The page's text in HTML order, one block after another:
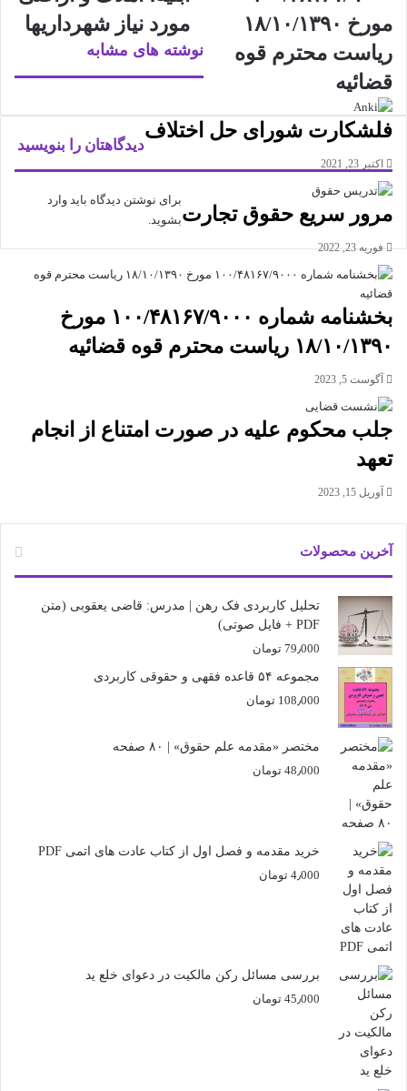
مورخ ۱۸/۱۰/۱۳۹۰
ریاست محترم قوه
قضائیه
مورد نیاز شهرداریها
نوشته های مشابه
فلشکارت شورای حل اختلاف
اکتبر 23, 2021
مرور سریع حقوق تجارت
فوریه 23, 2022
بخشنامه شماره ۱۰۰/۴۸۱۶۷/۹۰۰۰ مورخ
۱۸/۱۰/۱۳۹۰ ریاست محترم قوه قضائیه
آگوست 5, 2023
جلب محکوم علیه در صورت امتناع از انجام
تعهد
آوریل 15, 2023
دیدگاهتان را بنویسید
برای نوشتن دیدگاه باید وارد
بشوید
آخرین محصولات
تحلیل کاربردی فک رهن | مدرس: قاضی یعقوبی (متن
PDF + فایل صوتی)
79٫000 تومان
مجموعه ۵۴ قاعده فقهی و حقوقی کاربردی
108٫000 تومان
مختصر «مقدمه علم حقوق» | ۸۰ صفحه
48٫000 تومان
خرید مقدمه و فصل اول از کتاب عادت های اتمی PDF
4٫000 تومان
بررسی مسائل رکن مالکیت در دعوای خلع ید
45٫000 تومان